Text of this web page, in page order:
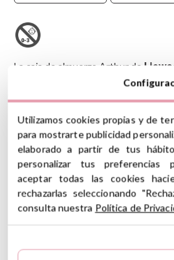
La caja de almuerzo Arthur de
almuerzo, comida o merienda al cole
Liewoodes una marca danesa con
ofrece una gran variedad de
creaciones, profundamente
nórdico, son alegres, funcionales,
llenos de personalidad.
CARACTERÍSTICAS
Utilizamos cookies propias y de
para mostrarte publicidad
elaborado a partir de tus
personalizar tus preferencias
aceptar todas las cookies
rechazarlas seleccionando
consulta nuestra Política de